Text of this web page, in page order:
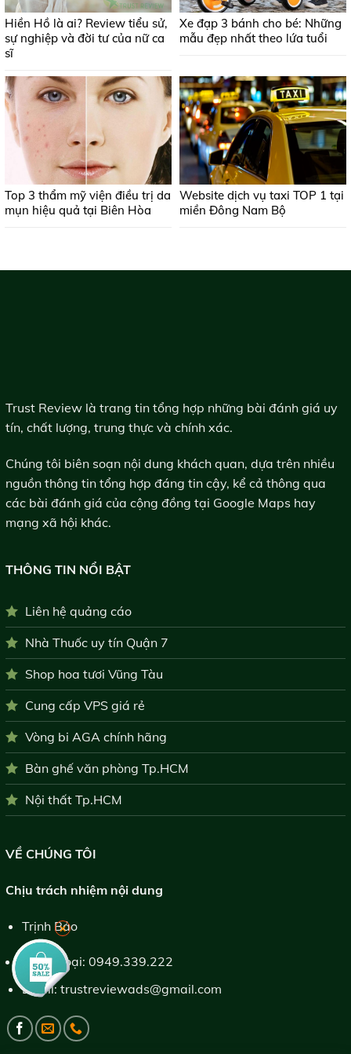
Hiền Hồ là ai? Review tiểu sử,
sự nghiệp và đời tư của nữ ca
sĩ
Xe đạp 3 bánh cho bé: Những
mẫu đẹp nhất theo lứa tuổi
Top 3 thẩm mỹ viện điều trị da
mụn hiệu quả tại Biên Hòa
Website dịch vụ taxi TOP 1 tại
miền Đông Nam Bộ
Trust Review là trang tin tổng hợp những bài đánh giá uy
tín, chất lượng, trung thực và chính xác.
Chúng tôi biên soạn nội dung khách quan, dựa trên nhiều
nguồn thông tin tổng hợp đáng tin cậy, kể cả thông qua
các bài đánh giá của cộng đồng tại Google Maps hay
mạng xã hội khác.
THÔNG TIN NỔI BẬT
Liên hệ quảng cáo
Nhà Thuốc uy tín Quận 7
Shop hoa tươi Vũng Tàu
Cung cấp VPS giá rẻ
Vòng bi AGA chính hãng
Bàn ghế văn phòng Tp.HCM
Nội thất Tp.HCM
VỀ CHÚNG TÔI
Chịu trách nhiệm nội dung
Trịnh Bảo
Điện thoại: 0949.339.222
Email: trustreviewads@gmail.com
×